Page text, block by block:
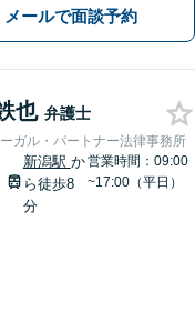
メールで面談予約
也 弁護士
ガル・パートナー法律事務所
新潟駅 か
ら徒歩8
分
営業時間：09:00
~17:00（平日）